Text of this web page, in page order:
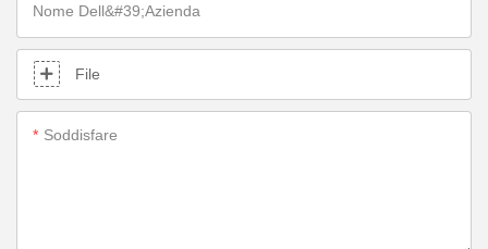
Nome Dell&#39;azienda
File
Soddisfare